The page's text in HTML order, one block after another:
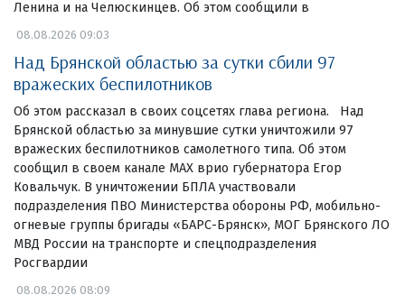
Ленина и на Челюскинцев. Об этом сообщили в
08.08.2026 09:03
Над Брянской областью за сутки сбили 97
вражеских беспилотников
Об этом рассказал в своих соцсетях глава региона. Над
Брянской областью за минувшие сутки уничтожили 97
вражеских беспилотников самолетного типа. Об этом
сообщил в своем канале МАХ врио губернатора Егор
Ковальчук. В уничтожении БПЛА участвовали
подразделения ПВО Министерства обороны РФ, мобильно-
огневые группы бригады «БАРС-Брянск», МОГ Брянского ЛО
МВД России на транспорте и спецподразделения
Росгвардии
08.08.2026 08:09